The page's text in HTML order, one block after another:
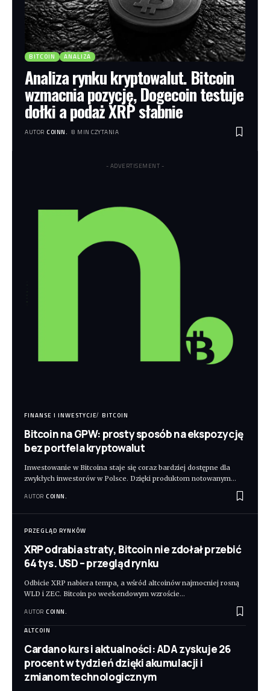
BITCOIN ANALIZA
Analiza rynku kryptowalut. Bitcoin
wzmacnia pozycję, Dogecoin testuje
dołki a podaż XRP słabnie
AUTOR COINN. 8 MIN CZYTANIA
- ADVERTISEMENT -
FINANSE I INWESTYCJE BITCOIN
Bitcoin na GPW: prosty sposób na ekspozycję
bez portfela kryptowalut
Inwestowanie w Bitcoina staje się coraz bardziej dostępne dla
zwykłych inwestorów w Polsce. Dzięki produktom notowanym…
AUTOR COINN.
PRZEGLĄD RYNKÓW
XRP odrabia straty, Bitcoin nie zdołał przebić
64 tys. USD – przegląd rynku
Odbicie XRP nabiera tempa, a wśród altcoinów najmocniej rosną
WLD i ZEC. Bitcoin po weekendowym wzroście…
AUTOR COINN.
ALTCOIN
Cardano kurs i aktualności: ADA zyskuje 26
procent w tydzień dzięki akumulacji i
zmianom technologicznym